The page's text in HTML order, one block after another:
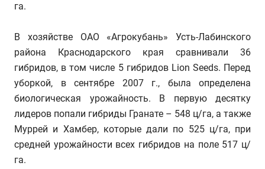
га.
В хозяйстве ОАО «Агрокубань» Усть-Лабинского
района Краснодарского края сравнивали 36
гибридов, в том числе 5 гибридов Lion Seeds. Перед
уборкой, в сентябре 2007 г., была определена
биологическая урожайность. В первую десятку
лидеров попали гибриды Гранате – 548 ц/га, а также
Муррей и Хамбер, которые дали по 525 ц/га, при
средней урожайности всех гибридов на поле 517 ц/
га.